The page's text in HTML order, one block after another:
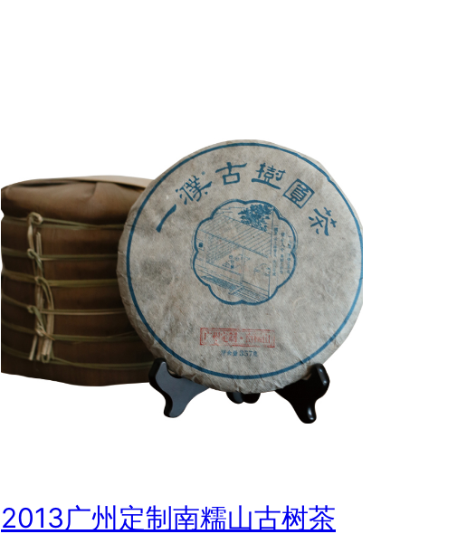
2013广州定制南糯山古树茶